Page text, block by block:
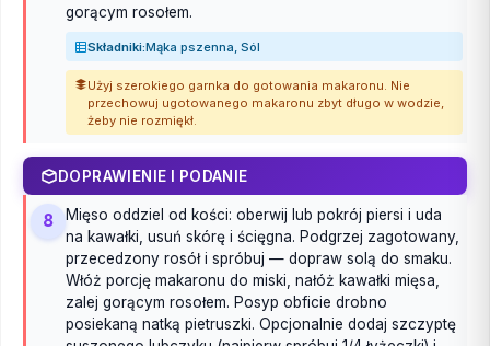
gorącym rosołem.
Składniki:Mąka pszenna, Sól
Użyj szerokiego garnka do gotowania makaronu. Nie
przechowuj ugotowanego makaronu zbyt długo w wodzie,
żeby nie rozmiękł.
DOPRAWIENIE I PODANIE
8
Mięso oddziel od kości: oberwij lub pokrój piersi i uda
na kawałki, usuń skórę i ścięgna. Podgrzej zagotowany,
przecedzony rosół i spróbuj — dopraw solą do smaku.
Włóż porcję makaronu do miski, nałóż kawałki mięsa,
zalej gorącym rosołem. Posyp obficie drobno
posiekaną natką pietruszki. Opcjonalnie dodaj szczyptę